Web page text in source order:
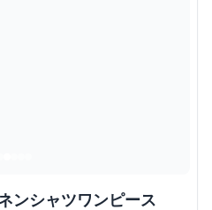
ンシャツワンピース